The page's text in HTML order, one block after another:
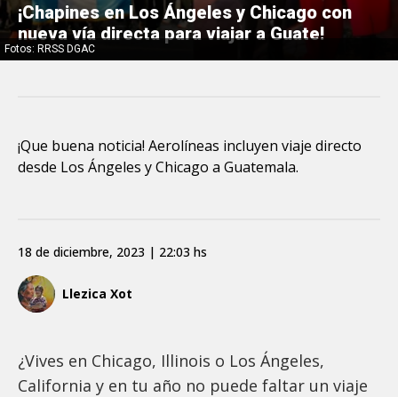
Fotos: RRSS DGAC
¡Chapines en Los Ángeles y Chicago con
nueva vía directa para viajar a Guate!
¡Que buena noticia! Aerolíneas incluyen viaje directo
desde Los Ángeles y Chicago a Guatemala.
Llezica Xot
18 de diciembre, 2023 | 22:03 hs
¿Vives en Chicago, Illinois o Los Ángeles,
California y en tu año no puede faltar un viaje